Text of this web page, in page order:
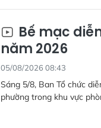
Bế mạc
năm 2026
05/08/2026 08:43
Sáng 5/8, Ban Tổ chức
phường trong khu vực